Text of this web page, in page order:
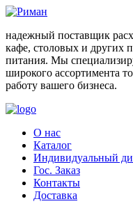
Skip
content
надежный поставщик
кафе, столовых и других
питания. Мы
широкого ассортимента
работу вашего бизнеса.
О нас
Каталог
Индивидуальный
Гос. Заказ
Контакты
Доставка